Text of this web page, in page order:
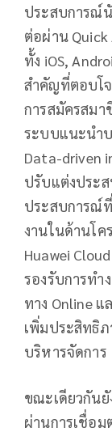
ประสบการณ์
ต่อผ่าน
ทั้ง iOS,
สำคัญที่ตอบโ
การสมัครสมา
ระบบแนะนำ
Data-driven
ปรับแต่งประ
ประสบการณ์
งานในด้านโค
Huawei
รองรับการทำ
ทาง Online แ
เพิ่มประสิทธิ
บริหารจัดการ
ขณะเดียวกัน
ผ่านการเชื่อ